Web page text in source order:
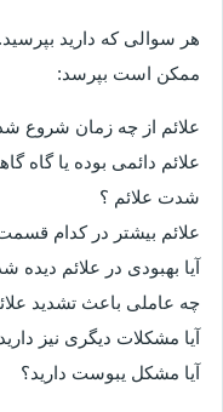
هر سوالی که دارید
ممکن است بپرسد:
علائم از چه زمان شروع
علائم دائمی بوده یا گاه
شدت علائم ؟
علائم بیشتر در کدام
آیا بهبودی در علائم
چه عاملی باعث تشدید
آیا مشکلات دیگری نیز
آیا مشکل یبوست دارید؟